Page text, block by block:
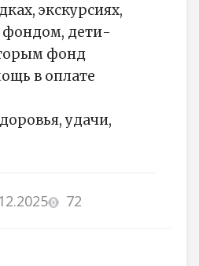
экскурсиях,
фондом, дети-
фонд
в оплате
удачи,
72